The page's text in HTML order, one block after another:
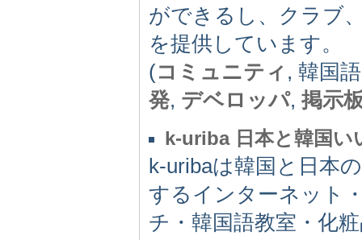
ができるし、クラブ
を提供しています。
(コミュニティ , 韓国
発, デベロッパ, 掲示
k-uriba 日本と韓国い
k-uribaは韓国と日本
するインターネット
チ・韓国語教室・化